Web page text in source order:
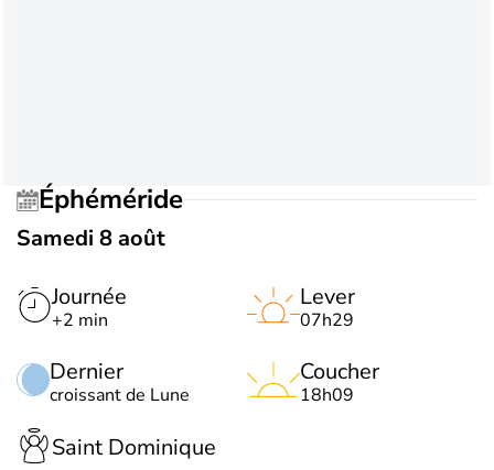
Éphéméride
Samedi 8 août
Journée
+2 min
Dernier
croissant de Lune
Lever
07h29
Coucher
18h09
Saint Dominique